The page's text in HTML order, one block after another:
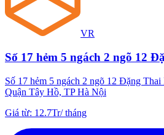
VR
Số 17 hẻm 5 ngách 2 ngõ 12
Số 17 hẻm 5 ngách 2 ngõ 12 Đặng
Quận Tây Hồ, TP Hà Nội
Giá từ: 12.7Tr/tháng